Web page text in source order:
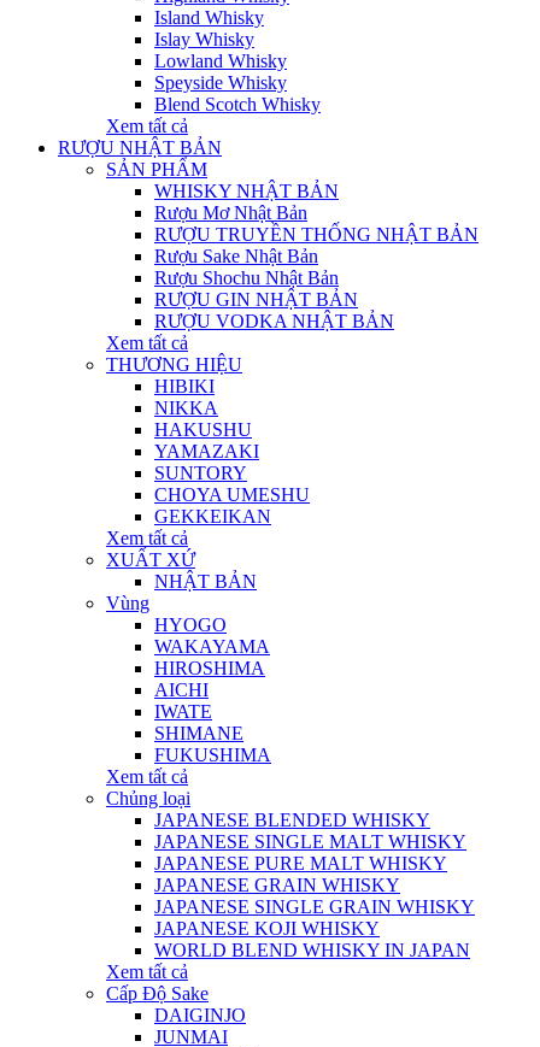
Island Whisky
Islay Whisky
Lowland Whisky
Speyside Whisky
Blend Scotch Whisky
Xem tất cả
RƯỢU NHẬT BẢN
SẢN PHẨM
WHISKY NHẬT BẢN
Rượu Mơ Nhật Bản
RƯỢU TRUYỀN THỐNG NHẬT BẢN
Rượu Sake Nhật Bản
Rượu Shochu Nhật Bản
RƯỢU GIN NHẬT BẢN
RƯỢU VODKA NHẬT BẢN
Xem tất cả
THƯƠNG HIỆU
HIBIKI
NIKKA
HAKUSHU
YAMAZAKI
SUNTORY
CHOYA UMESHU
GEKKEIKAN
Xem tất cả
XUẤT XỨ
NHẬT BẢN
Vùng
HYOGO
WAKAYAMA
HIROSHIMA
AICHI
IWATE
SHIMANE
FUKUSHIMA
Xem tất cả
Chủng loại
JAPANESE BLENDED WHISKY
JAPANESE SINGLE MALT WHISKY
JAPANESE PURE MALT WHISKY
JAPANESE GRAIN WHISKY
JAPANESE SINGLE GRAIN WHISKY
JAPANESE KOJI WHISKY
WORLD BLEND WHISKY IN JAPAN
Xem tất cả
Cấp Độ Sake
DAIGINJO
JUNMAI